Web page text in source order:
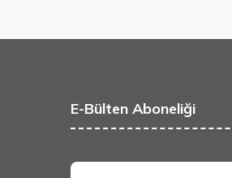
E-Bülten Aboneliği